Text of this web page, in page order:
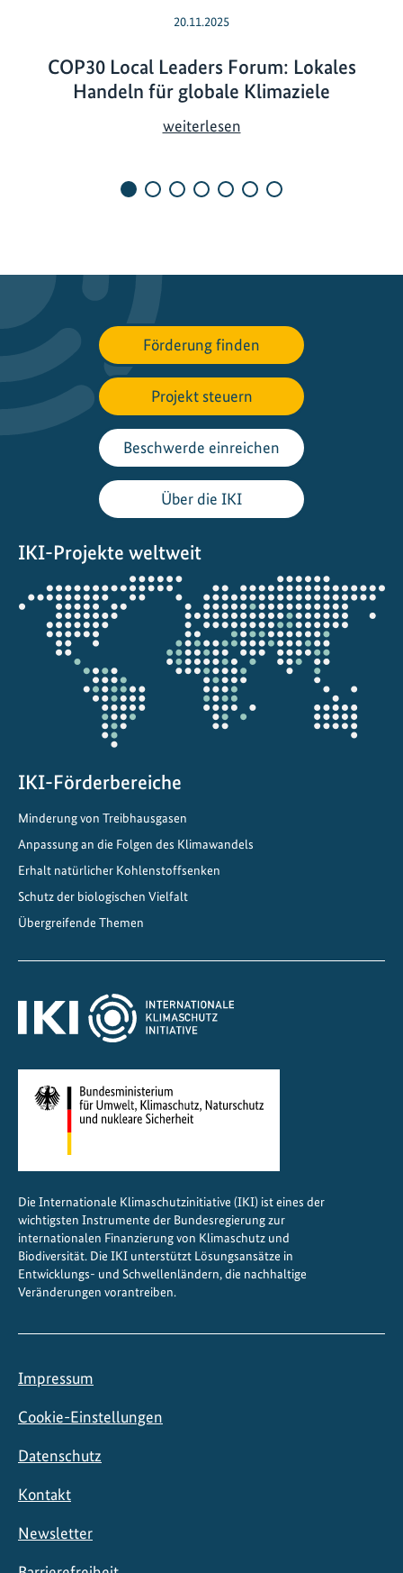
20.11.2025
COP30 Local Leaders Forum: Lokales
Handeln für globale Klimaziele
weiterlesenC
3
l
L
a
d
e
r
s
F
m
:
L
o
k
a
n
f
o
a
l
i
m
a
e
Förderung finden
Projekt steuern
Beschwerde einreichen
Über die IKI
IKI-Projekte weltweit
Öffnet
die
Projektkarte
IKI-Förderbereiche
Minderung von Treibhausgasen
Anpassung an die Folgen des Klimawandels
Erhalt natürlicher Kohlenstoffsenken
Schutz der biologischen Vielfalt
Übergreifende Themen
Die Internationale Klimaschutzinitiative (IKI) ist eines der
wichtigsten Instrumente der Bundesregierung zur
internationalen Finanzierung von Klimaschutz und
Biodiversität. Die IKI unterstützt Lösungsansätze in
Entwicklungs- und Schwellenländern, die nachhaltige
Veränderungen vorantreiben.
Impressum
Cookie-Einstellungen
Datenschutz
Kontakt
Newsletter